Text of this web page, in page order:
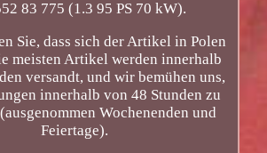
83 775 (1.3 95 PS 70 kW).
Sie, dass sich der Artikel in Polen
meisten Artikel werden innerhalb
versandt, und wir bemühen uns,
innerhalb von 48 Stunden zu
Wochenenden und
Feiertage).